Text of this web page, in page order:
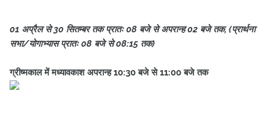
01 अप्रैल से 30 सितम्बर तक प्रातः 08 बजे से अपरान्ह 02 बजे तक, (प्रार्थना
सभा/योगाभ्यास प्रातः 08 बजे से 08:15 तक)
ग्रीष्मकाल में मध्यावकाश अपरान्ह 10:30 बजे से 11:00 बजे तक